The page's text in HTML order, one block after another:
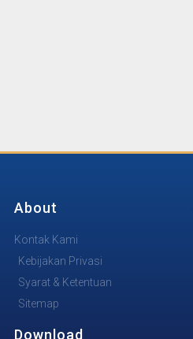
About
Kontak Kami
Kebijakan Privasi
Syarat & Ketentuan
Sitemap
Download